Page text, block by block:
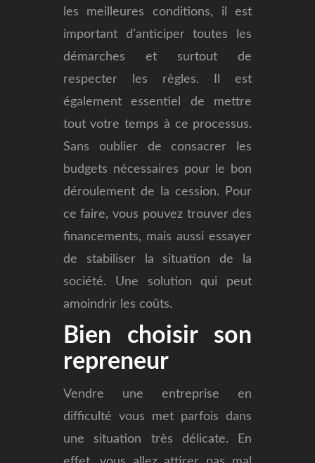
les meilleures conditions, il est
important d’anticiper toutes les
démarches et surtout de
respecter les règles. Il est
également essentiel de mettre
tout votre temps à ce processus.
Sans oublier de consacrer les
budgets nécessaires pour le bon
déroulement de la cession. Pour
ce faire, vous pouvez trouver des
financements, mais aussi essayer
de stabiliser la situation de la
société. Une solution qui peut
amoindrir les coûts.
Bien choisir son
repreneur
Vendre une entreprise en
difficulté vous met parfois dans
une situation très délicate. En